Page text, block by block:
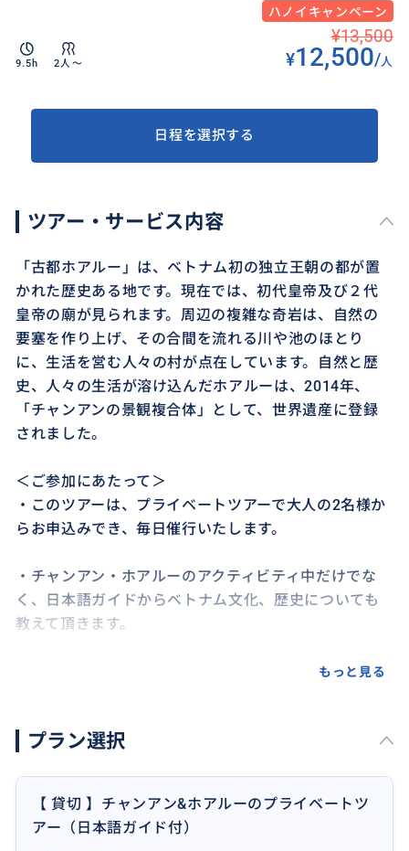
ハノイキャンペーン
9.5h 2人〜
¥13,500
¥12,500/人
日程を選択する
ツアー・サービス内容
「古都ホアルー」は、ベトナム初の独立王朝の都が置
かれた歴史ある地です。現在では、初代皇帝及び２代
皇帝の廟が見られます。周辺の複雑な奇岩は、自然の
要塞を作り上げ、その合間を流れる川や池のほとり
に、生活を営む人々の村が点在しています。自然と歴
史、人々の生活が溶け込んだホアルーは、2014年、
「チャンアンの景観複合体」として、世界遺産に登録
されました。
＜ご参加にあたって＞
・このツアーは、プライベートツアーで大人の2名様か
らお申込みでき、毎日催行いたします。
・チャンアン・ホアルーのアクティビティ中だけでな
く、日本語ガイドからベトナム文化、歴史についても
教えて頂きます。
・このツアーは、プライベートツアーで貸切の専用車、
で、その際にお問い合わせください。
もっと見る
プラン選択
【 貸切 】チャンアン&ホアルーのプライベートツ
アー（日本語ガイド付）